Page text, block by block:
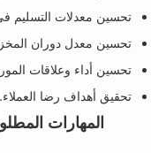
تحسين معدلات التسليم
تحسين معدل دوران
تحسين أداء وعلاقات
تحقيق أهداف رضا العملاء.
المهارات